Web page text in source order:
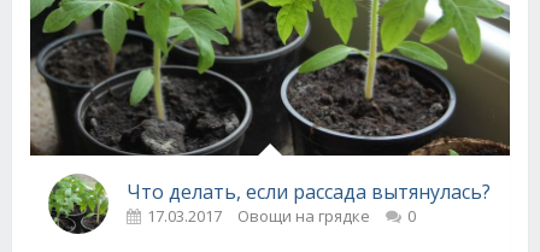
Что делать, если рассада вытянулась?
17.03.2017 Овощи на грядке 0